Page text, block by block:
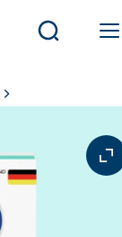
Otvoriť/